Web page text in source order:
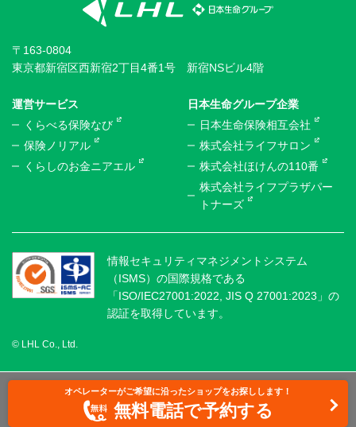
〒163-0804
東京都新宿区西新宿2丁目4番1号 新宿NSビル4階
運営サービス
くらべる保険なび
保険ノリアル
くらしのお金ニアエル
日本生命グループ企業
日本生命保険相互会社
株式会社ライフサロン
株式会社ほけんの110番
株式会社ライフプラザパー
トナーズ
情報セキュリティマネジメントシステム
（ISMS）の国際規格である
「ISO/IEC27001:2022, JIS Q 27001:2023」の
認証を取得しています。
© LHL Co., Ltd.
オペレーターがご希望に沿ったショップをお探しします！
無料電話で予約する